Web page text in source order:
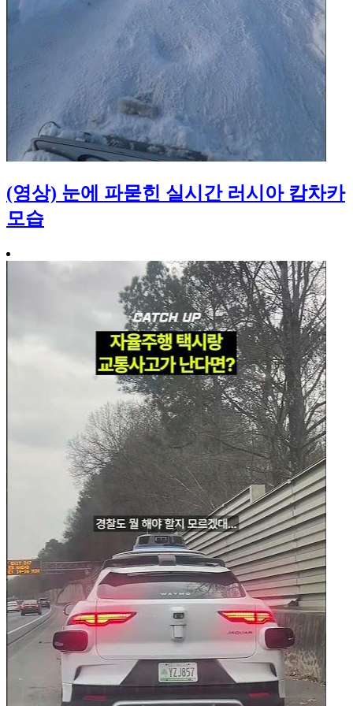
(영상) 눈에 파묻힌 실시간 러시아 캄차카
모습